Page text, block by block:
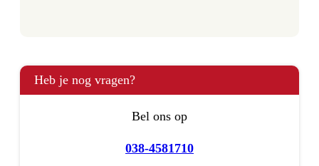
Heb je nog vragen?
Bel ons op
038-4581710